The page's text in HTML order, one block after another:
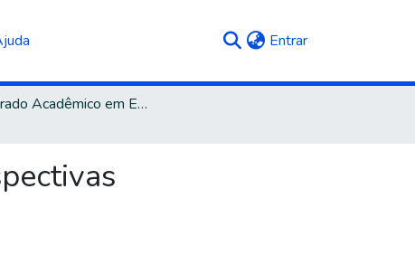
Entrar(current)
Mestrado Acadêmico em Educação